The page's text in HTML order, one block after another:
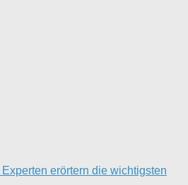
erörtern die wichtigsten